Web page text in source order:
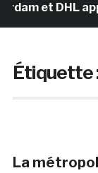
et DHL
Étiquette
La